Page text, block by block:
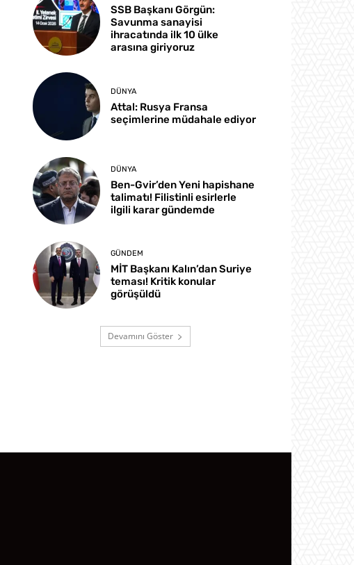
SSB Başkanı Görgün:
Savunma sanayisi
ihracatında ilk 10 ülke
arasına giriyoruz
DÜNYA
Attal: Rusya Fransa
seçimlerine müdahale ediyor
DÜNYA
Ben-Gvir’den Yeni hapishane
talimatı! Filistinli esirlerle
ilgili karar gündemde
GÜNDEM
MİT Başkanı Kalın’dan Suriye
teması! Kritik konular
görüşüldü
Devamını Göster